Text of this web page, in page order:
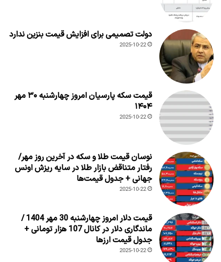
دولت تصمیمی برای افزایش قیمت بنزین ندارد
2025-10-22
قیمت سکه پارسیان امروز چهارشنبه ۳۰ مهر
۱۴۰۴
2025-10-22
نوسان قیمت طلا و سکه در آخرین روز مهر/
رفتار متناقض بازار طلا در سایه ریزش اونس
جهانی + جدول قیمت‌ها
2025-10-22
قیمت دلار امروز چهارشنبه 30 مهر 1404 /
ماندگاری دلار در کانال 107 هزار تومانی +
جدول قیمت ارزها
2025-10-22